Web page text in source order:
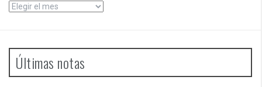
Archivos
Últimas notas